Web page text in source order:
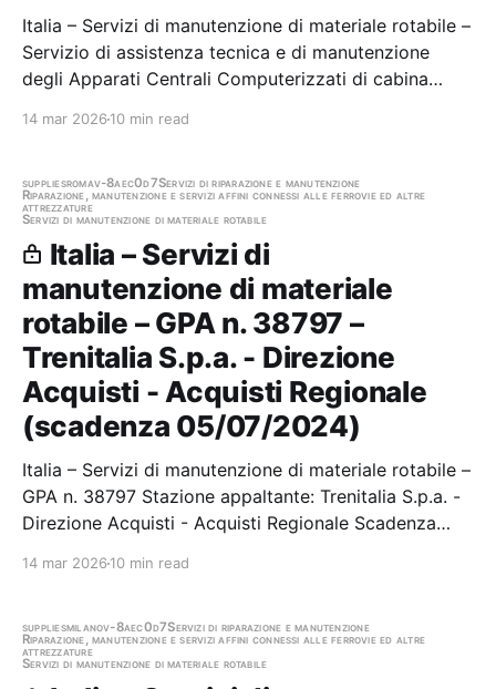
Italia – Servizi di manutenzione di materiale rotabile –
Servizio di assistenza tecnica e di manutenzione
degli Apparati Centrali Computerizzati di cabina
14 mar 2026 10 min read
suppliesromav-8aec0d7Servizi di riparazione e manutenzione
Riparazione, manutenzione e servizi affini connessi alle ferrovie ed altre
attrezzature
Servizi di manutenzione di materiale rotabile
Italia – Servizi di
manutenzione di materiale
rotabile – GPA n. 38797 –
Trenitalia S.p.a. - Direzione
Acquisti - Acquisti Regionale
(scadenza 05/07/2024)
Italia – Servizi di manutenzione di materiale rotabile –
GPA n. 38797 Stazione appaltante: Trenitalia S.p.a. -
Direzione Acquisti - Acquisti Regionale Scadenza
14 mar 2026 10 min read
suppliesmilanov-8aec0d7Servizi di riparazione e manutenzione
Riparazione, manutenzione e servizi affini connessi alle ferrovie ed altre
attrezzature
Servizi di manutenzione di materiale rotabile